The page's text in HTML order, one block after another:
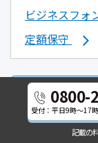
ビジネスフォ
定額保守
0800-
受付：平日9時～17時
記載の